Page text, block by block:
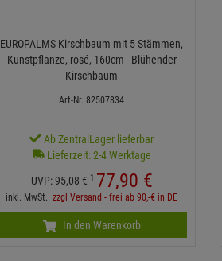
EUROPALMS Kirschbaum mit 5 Stämmen,
Kunstpflanze, rosé, 160cm - Blühender
Kirschbaum
Art-Nr. 82507834
Ab ZentralLager lieferbar
Lieferzeit: 2-4 Werktage
UVP:95,08 € 1 77,90 €
inkl. MwSt.zzgl Versand - frei ab 90,-€ in DE
In den Warenkorb